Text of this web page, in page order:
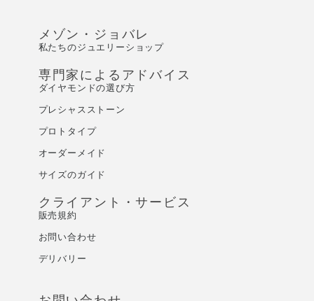
メゾン・ジョバレ
私たちのジュエリーショップ
専門家によるアドバイス
ダイヤモンドの選び方
プレシャスストーン
プロトタイプ
オーダーメイド
サイズのガイド
クライアント・サービス
販売規約
お問い合わせ
デリバリー